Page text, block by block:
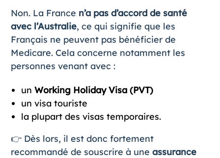
Non. La France n’a pas d’accord de santé
avec l’Australie, ce qui signifie que les
Français ne peuvent pas bénéficier de
Medicare. Cela concerne notamment les
personnes venant avec :
un Working Holiday Visa (PVT)
un visa touriste
la plupart des visas temporaires.
👉 Dès lors, il est donc fortement
recommandé de souscrire à une assurance